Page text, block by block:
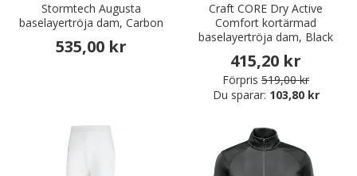
Stormtech Augusta
baselayertröja dam, Carbon
535,00 kr
Craft CORE Dry Active
Comfort kortärmad
baselayertröja dam, Black
415,20 kr
Förpris 519,00 kr
Du sparar: 103,80 kr